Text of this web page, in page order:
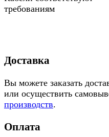
требованиям
Доставка
Вы можете заказать
или осуществить
производств.
Оплата